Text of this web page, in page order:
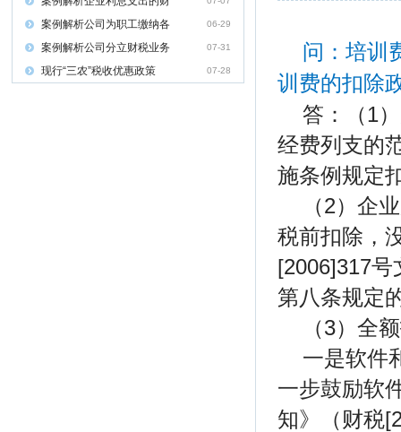
案例解析公司为职工缴纳各 06-29
案例解析公司分立财税业务 07-31
现行“三农”税收优惠政策 07-28
问：培训
训费的扣除
答：（1
经费列支的
施条例规定
（2）企
税前扣除，
[2006]317
第八条规定
（3）全
一是软件
一步鼓励软
知》（财税